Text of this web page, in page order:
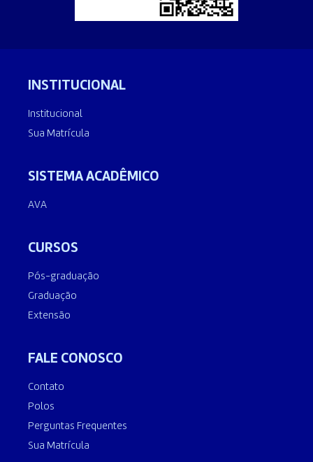
INSTITUCIONAL
Institucional
Sua Matrícula
SISTEMA ACADÊMICO
AVA
CURSOS
Pós-graduação
Graduação
Extensão
FALE CONOSCO
Contato
Polos
Perguntas Frequentes
Sua Matrícula